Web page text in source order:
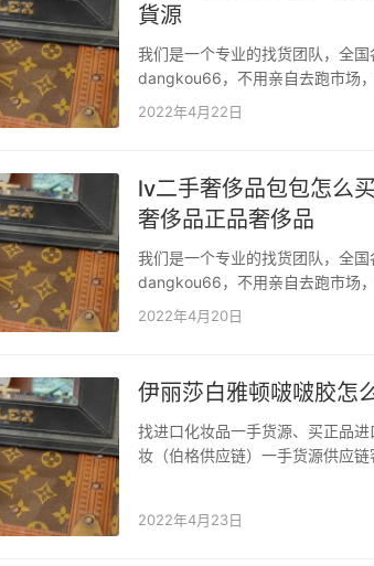
貨源
我们是一个专业的找货团队，全
dangkou66，不用亲自去跑市场
二手奢侈品包包、鞋子、衣服、
2022年4月22日
lv二手奢侈品包包怎么
奢侈品正品奢侈品
我们是一个专业的找货团队，全
dangkou66，不用亲自去跑市场
二手奢侈品包包、鞋子、衣服、
2022年4月20日
伊丽莎白雅顿啵啵胶怎
找进口化妆品一手货源、买正品
妆（伯格供应链）一手货源供应
2022年4月23日